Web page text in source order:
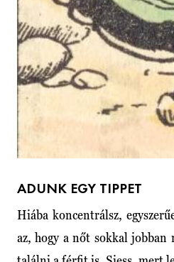
ADUNK EGY TIPPET
Hiába koncentrálsz,
az, hogy a nőt sokkal